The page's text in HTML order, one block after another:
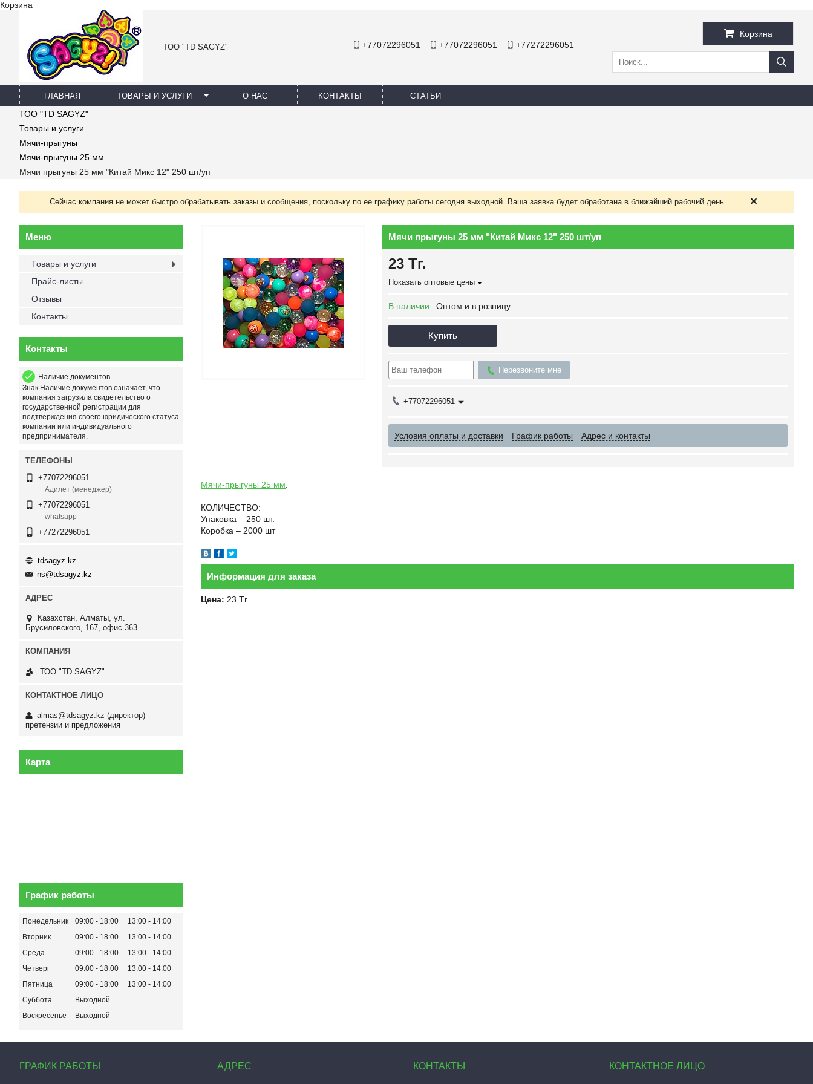
Корзина
ТОО "TD SAGYZ" +77072296051 +77072296051 +77272296051
Корзина
ГЛАВНАЯ ТОВАРЫ И УСЛУГИ О НАС КОНТАКТЫ СТАТЬИ
ТОО "TD SAGYZ"
Товары и услуги
Мячи-прыгуны
Мячи-прыгуны 25 мм
Мячи прыгуны 25 мм "Китай Микс 12" 250 шт/уп
Сейчас компания не может быстро обрабатывать заказы и сообщения, поскольку по ее графику работы сегодня выходной. Ваша заявка будет обработана в ближайший рабочий день.
Мячи прыгуны 25 мм "Китай Микс 12" 250 шт/уп
23 Тг.
Показать оптовые цены
В наличии Оптом и в розницу
Купить
Перезвоните мне
+77072296051
Условия оплаты и доставки График работы Адрес и контакты
Мячи-прыгуны 25 мм
КОЛИЧЕСТВО:
Упаковка – 250 шт.
Коробка – 2000 шт
Информация для заказа
Цена: 23 Тг.
Товары и услуги
Прайс-листы
Отзывы
Контакты
Контакты
Наличие документов
Знак Наличие документов означает, что
компания загрузила свидетельство о
государственной регистрации для
подтверждения своего юридического статуса
компании или индивидуального
предпринимателя.
+77072296051
Адилет (менеджер)
+77072296051
whatsapp
+77272296051
tdsagyz.kz
ns@tdsagyz.kz
Казахстан Алматы ул.
Брусиловского, 167, офис 363
ТОО "TD SAGYZ"
almas@tdsagyz.kz (директор)
претензии и предложения
Карта
График работы
Понедельник 09:00 18:00 13:00
14:00
Вторник
09:00 18:00 13:00
14:00
Среда
09:00 18:00 13:00
14:00
Четверг
09:00 18:00 13:00
14:00
Пятница
09:00 18:00 13:00
14:00
Суббота
Выходной
Воскресенье
Выходной
ГРАФИК РАБОТЫ